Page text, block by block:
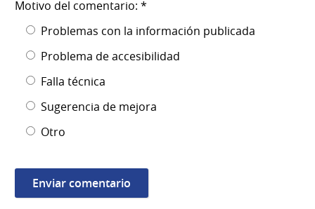
Motivo del comentario: *
Problemas con la información publicada
Problema de accesibilidad
Falla técnica
Sugerencia de mejora
Otro